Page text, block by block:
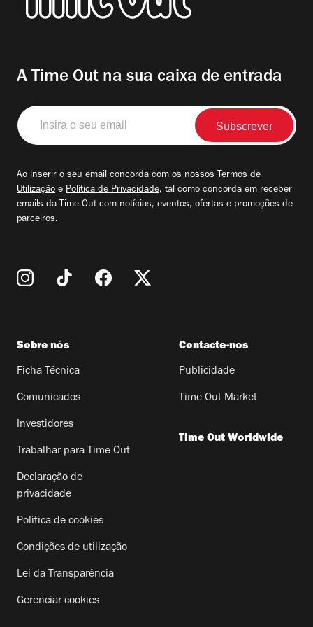
A Time Out na sua caixa de entrada
Insira
o
seu
Ao inserir o seu email concorda com os nossos Termos de
Utilização e Política de Privacidade, tal como concorda em receber
emails da Time Out com notícias, eventos, ofertas e promoções de
parceiros.
Sobre nós
Ficha Técnica
Comunicados
Investidores
Trabalhar para Time Out
Declaração de
privacidade
Política de cookies
Condições de utilização
Lei da Transparência
Gerenciar cookies
Contacte-nos
Publicidade
Time Out Market
Time Out Worldwide